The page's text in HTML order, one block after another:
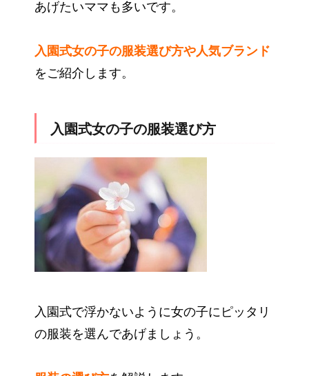
あげたいママも多いです。
入園式女の子の服装選び方や人気ブランド
をご紹介します。
入園式女の子の服装選び方
入園式で浮かないように女の子にピッタリ
の服装を選んであげましょう。